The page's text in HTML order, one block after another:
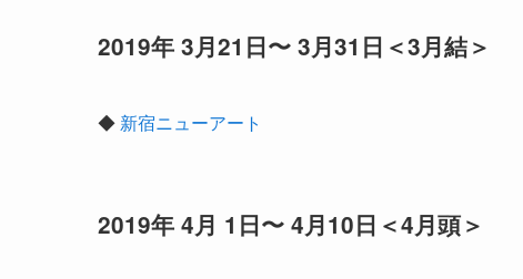
2019年 3月21日〜 3月31日＜3月結＞
◆ 新宿ニューアート
2019年 4月 1日〜 4月10日＜4月頭＞